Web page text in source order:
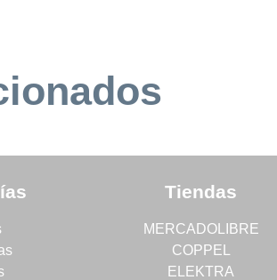
Tiendas
MERCADOLIBRE
COPPEL
ELEKTRA